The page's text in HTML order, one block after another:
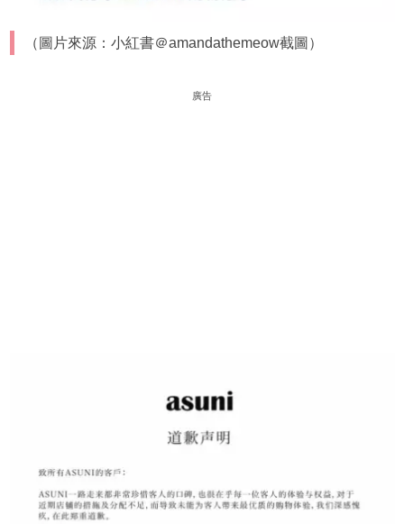
（圖片來源：小紅書＠amandathemeow截圖）
廣告